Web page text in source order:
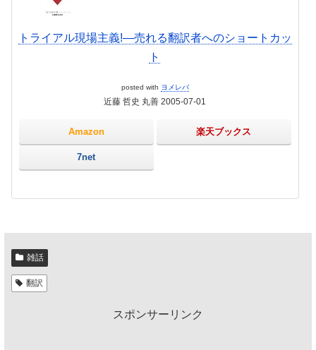
トライアル現場主義!―売れる翻訳者へのショートカッ
ト
posted with ヨメレバ
近藤 哲史 丸善 2005-07-01
Amazon 楽天ブックス
7net
雑話
翻訳
スポンサーリンク